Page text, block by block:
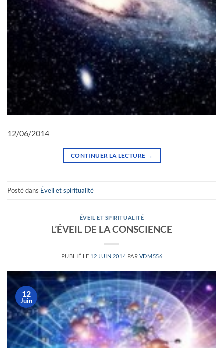
12/06/2014
CONTINUER LA LECTURE →
Posté dans Éveil et spiritualité
ÉVEIL ET SPIRITUALITÉ
L’ÉVEIL DE LA CONSCIENCE
PUBLIÉ LE 12 JUIN 2014 PAR VDM556
12
Juin